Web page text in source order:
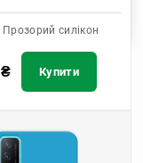
Прозорий силікон
₴ Купити